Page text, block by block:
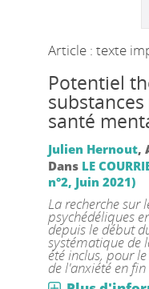
Article : texte
Potentiel
santé
Julien Hernout,
Dans LE
n°2, Juin 2021)
La recherche sur
psychédéliques
depuis le début
systématique de
été inclus, pour
de l'anxiété en